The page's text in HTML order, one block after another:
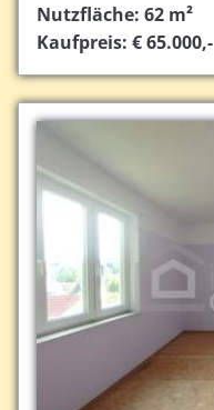
Nutzfläche: 62 m²
Kaufpreis: € 65.000,-